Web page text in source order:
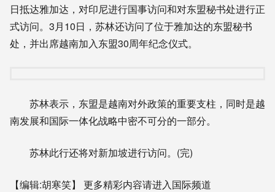
日抵达雅加达，对印尼进行国事访问和对东盟秘书处进行正
式访问。3月10日，苏林还访问了位于雅加达的东盟秘书
处，并出席越南加入东盟30周年纪念仪式。
苏林表示，东盟是越南对外政策的重要支柱，同时是越
南发展和国际一体化战略中密不可分的一部分。
苏林此行还将对新加坡进行访问。(完)
【编辑:胡寒笑】 更多精彩内容请进入国际频道